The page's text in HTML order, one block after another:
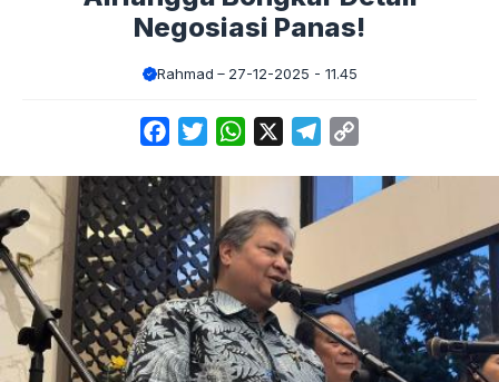
Negosiasi Panas!
Rahmad 27-12-2025 - 11.45
FacebookTwitterWhatsApp Telegram